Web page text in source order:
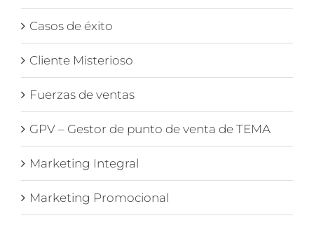
Casos de éxito
Cliente Misterioso
Fuerzas de ventas
GPV – Gestor de punto de venta de TEMA
Marketing Integral
Marketing Promocional